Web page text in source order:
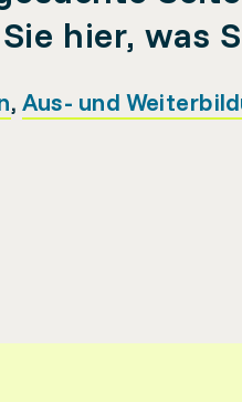
hier, was
, Aus- und